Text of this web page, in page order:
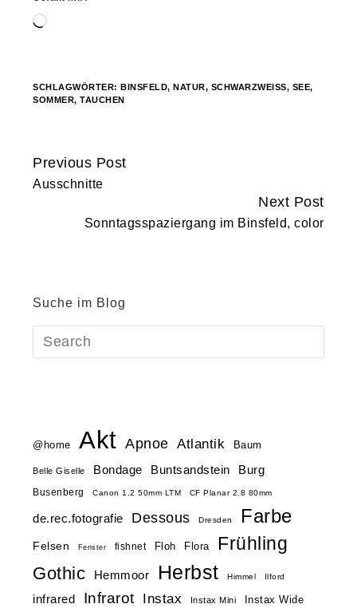
Wird
SCHLAGWÖRTER:BINSFELD,NATUR, SCHWARZWEISS , SEE,
SOMMER,TAUCHEN
Continue
Reading
Previous Post
Ausschnitte
Next Post
Sonntagsspaziergang im Binsfeld, color
Suche im Blog
@home Akt Apnoe Atlantik Baum
Belle Giselle Bondage Buntsandstein Burg
Busenberg Canon 1.2 50mm LTM CF Planar 2.8 80mm
de.rec.fotografie Dessous Dresden Farbe
Felsen Fenster fishnet Floh Flora Frühling
Gothic Hemmoor Herbst Himmel Ilford
infrared Infrarot Instax Instax Mini
Instax Wide